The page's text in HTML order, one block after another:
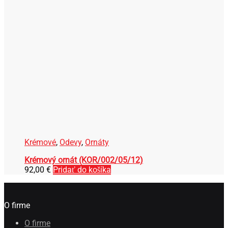
Krémové, Odevy, Ornáty
Krémový ornát (KOR/002/05/12)
92,00 € Pridať do košíka
O firme
O firme